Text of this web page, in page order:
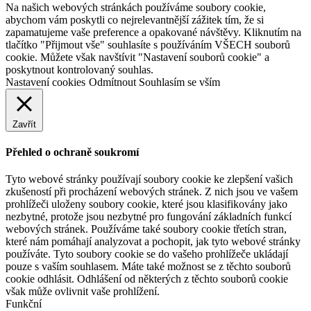
Na našich webových stránkách používáme soubory cookie,
abychom vám poskytli co nejrelevantnější zážitek tím, že si
zapamatujeme vaše preference a opakované návštěvy. Kliknutím na
tlačítko "Přijmout vše" souhlasíte s používáním VŠECH souborů
cookie. Můžete však navštívit "Nastavení souborů cookie" a
poskytnout kontrolovaný souhlas.
Nastavení cookies Odmítnout Souhlasím se vším
Zavřít
Přehled o ochraně soukromí
Tyto webové stránky používají soubory cookie ke zlepšení vašich
zkušeností při procházení webových stránek. Z nich jsou ve vašem
prohlížeči uloženy soubory cookie, které jsou klasifikovány jako
nezbytné, protože jsou nezbytné pro fungování základních funkcí
webových stránek. Používáme také soubory cookie třetích stran,
které nám pomáhají analyzovat a pochopit, jak tyto webové stránky
používáte. Tyto soubory cookie se do vašeho prohlížeče ukládají
pouze s vaším souhlasem. Máte také možnost se z těchto souborů
cookie odhlásit. Odhlášení od některých z těchto souborů cookie
však může ovlivnit vaše prohlížení.
Funkční